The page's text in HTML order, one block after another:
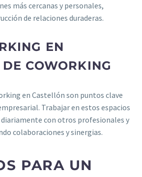
más cercanas y personales,
de relaciones duraderas.
EN
COWORKING
en Castellón son puntos clave
Trabajar en estos espacios
con otros profesionales y
colaboraciones y sinergias.
PARA UN